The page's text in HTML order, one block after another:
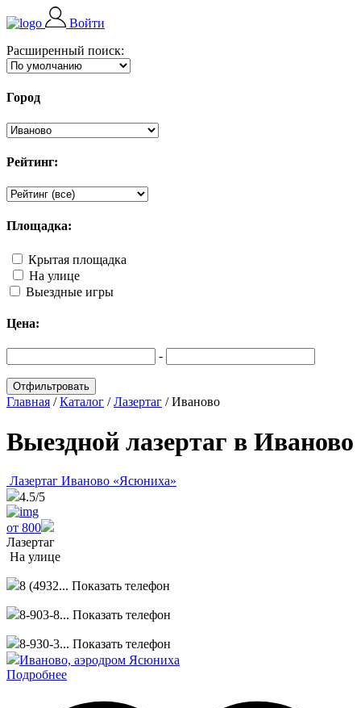
Войти
Расширенный поиск:
Город
Рейтинг:
Площадка:
Крытая площадка
На улице
Выездные игры
Цена:
-
Главная /Каталог /Лазертаг /Иваново
Выездной лазертаг в Иваново
Лазертаг Иваново «Ясюниха»
4.5/5
от 800
Лазертаг
На улице
8 (4932... Показать телефон
8-903-8... Показать телефон
8-930-3... Показать телефон
Иваново, аэродром Ясюниха
Подробнее